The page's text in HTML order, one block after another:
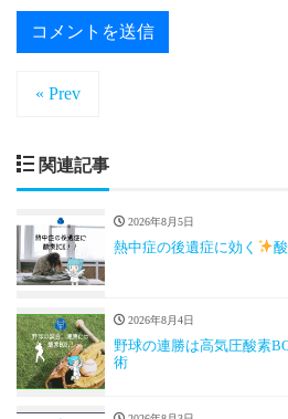
« Prev
関連記事
2026年8月5日
熱中症の後遺症に効く
2026年8月4日
野球の連勝は高気圧酸素
術